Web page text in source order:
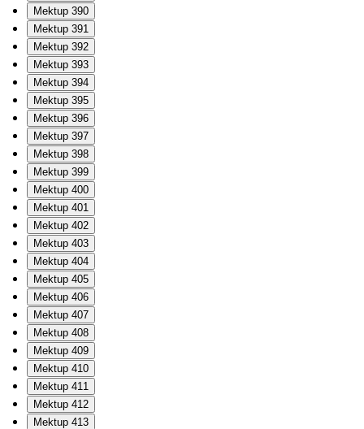
Mektup 390
Mektup 391
Mektup 392
Mektup 393
Mektup 394
Mektup 395
Mektup 396
Mektup 397
Mektup 398
Mektup 399
Mektup 400
Mektup 401
Mektup 402
Mektup 403
Mektup 404
Mektup 405
Mektup 406
Mektup 407
Mektup 408
Mektup 409
Mektup 410
Mektup 411
Mektup 412
Mektup 413